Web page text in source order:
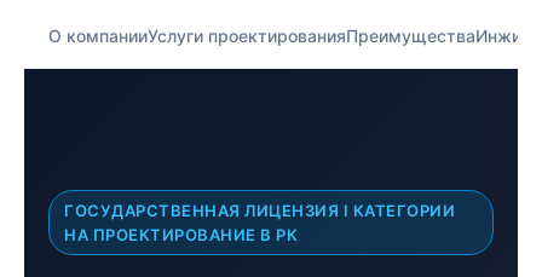
О компанииУслуги проектированияПреимущества
ГОСУДАРСТВЕННАЯ ЛИЦЕНЗИЯ I КАТЕГОРИИ
НА ПРОЕКТИРОВАНИЕ В РК